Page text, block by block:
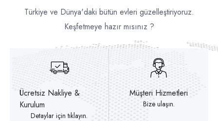
Türkiye ve Dünya'daki bütün evleri güzelleştiriyoruz.
Keşfetmeye hazır mısınız ?
Ücretsiz Nakliye &
Kurulum
Detaylar için tıklayın.
Müşteri Hizmetleri
Bize ulaşın.